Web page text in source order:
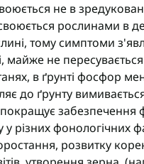
не в
рослинами в
тому симптоми
майже не
в ґрунті фосфор
до ґрунту
забезпечення
різних фонологічних
розвитку